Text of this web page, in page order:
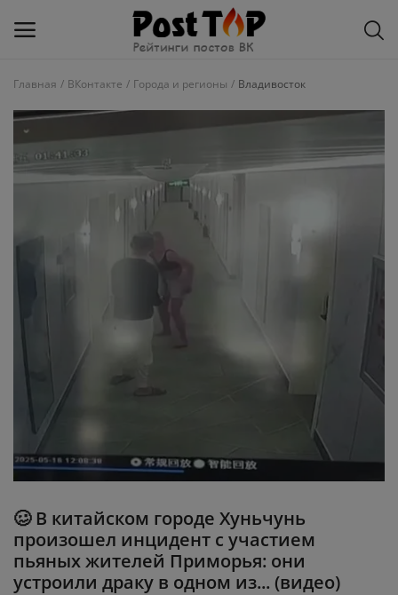
блог
ВКонтакте
Контакты
Статьи, обзоры
Войти
Регистрация
Главная ВКонтакте Города и регионы Владивосток
🥴 В китайском городе Хуньчунь
произошел инцидент с участием
пьяных жителей Приморья: они
устроили драку в одном из... (видео)